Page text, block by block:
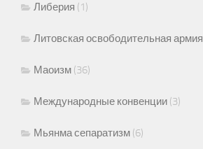
Либерия (1)
Литовская освободительная армия
Маоизм (36)
Международные конвенции (3)
Мьянма сепаратизм (6)